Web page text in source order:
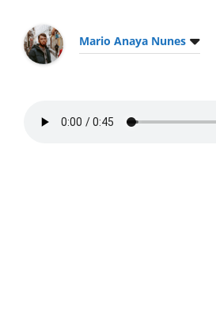
Mario Anaya Nunes